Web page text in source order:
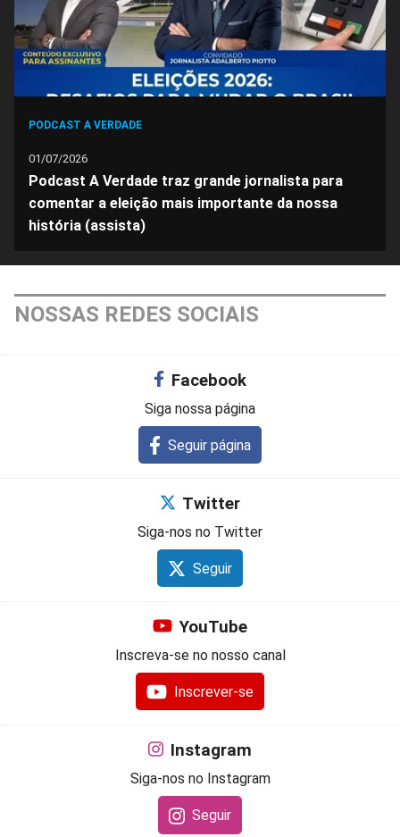
PODCAST A VERDADE
01/07/2026
Podcast A Verdade traz grande jornalista para
comentar a eleição mais importante da nossa
história (assista)
NOSSAS REDES SOCIAIS
Facebook
Siga nossa página
Seguir página
Twitter
Siga-nos no Twitter
Seguir
YouTube
Inscreva-se no nosso canal
Inscrever-se
Instagram
Siga-nos no Instagram
Seguir